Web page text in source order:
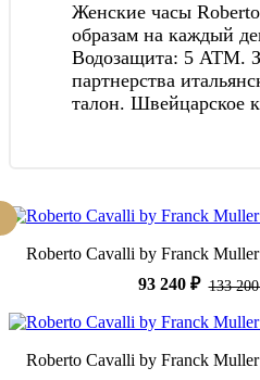
Женские часы
образам на каждый
Водозащита: 5 АТМ.
партнерства
талон. Швейцарское
Roberto Cavalli by Franck
93 240 ₽ 133
Roberto Cavalli by Franck